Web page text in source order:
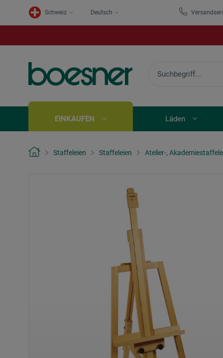
Schweiz Deutsch
EINKAUFEN Läden
Staffeleien Staffeleien Atelier-,